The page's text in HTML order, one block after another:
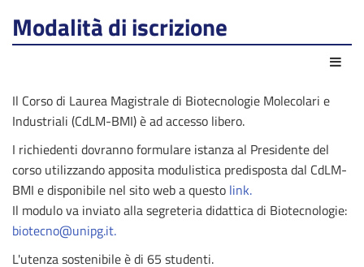
Modalità di iscrizione
Il Corso di Laurea Magistrale di Biotecnologie Molecolari e
Industriali (CdLM-BMI)è ad accesso libero.
I richiedenti dovranno formulare istanza al Presidente del
corso utilizzando apposita modulistica predisposta dal CdLM-
BMI e disponibile nel sito web a questo link.
Il modulo va inviato alla segreteria didattica di Biotecnologie:
biotecno@unipg.it.
L'utenza sostenibile è di 65 studenti.